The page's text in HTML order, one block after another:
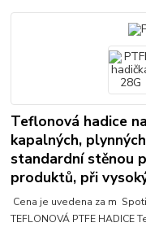
Teflonová hadice
kapalných,
standardní stěnou
produktů, při
Cena je uvedena za m
TEFLONOVÁ PTFE